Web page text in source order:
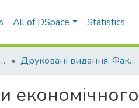
All of DSpace Statistics
та фінансів Друковані видання. Факультет обліку та фінансів